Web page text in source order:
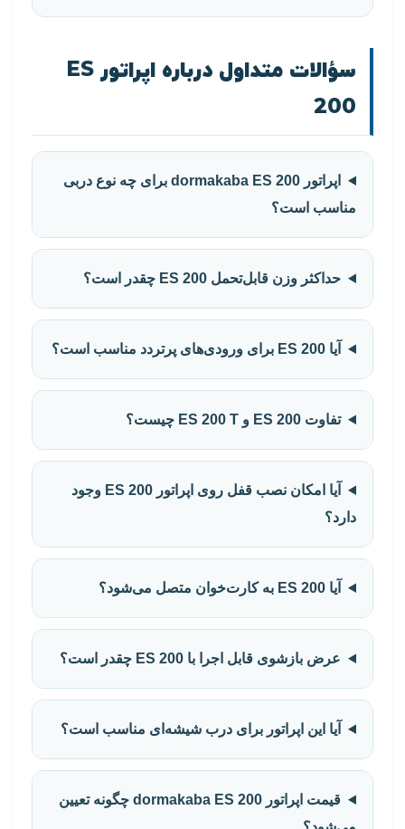
سؤالات متداول درباره اپراتور ES
200
اپراتور dormakaba ES 200 برای چه نوع دربی
مناسب است؟
حداکثر وزن قابل‌تحمل ES 200 چقدر است؟
آیا ES 200 برای ورودی‌های پرتردد مناسب است؟
تفاوت ES 200 و ES 200 T چیست؟
آیا امکان نصب قفل روی اپراتور ES 200 وجود
دارد؟
آیا ES 200 به کارت‌خوان متصل می‌شود؟
عرض بازشوی قابل اجرا با ES 200 چقدر است؟
آیا این اپراتور برای درب شیشه‌ای مناسب است؟
قیمت اپراتور dormakaba ES 200 چگونه تعیین